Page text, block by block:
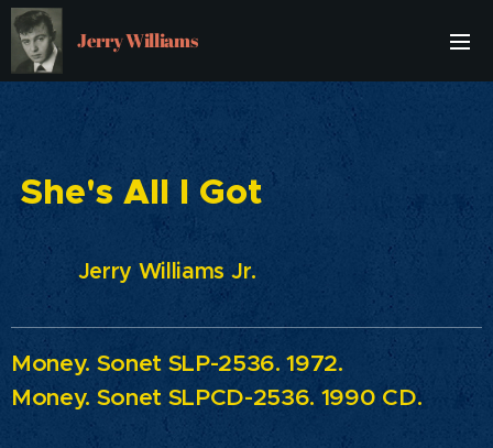
Jerry Williams
She's All I Got
Jerry Williams Jr.
Money. Sonet SLP-2536. 1972.
Money. Sonet SLPCD-2536. 1990 CD.